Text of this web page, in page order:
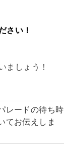
さい！
ましょう！
レードの待ち時
てお伝えしま